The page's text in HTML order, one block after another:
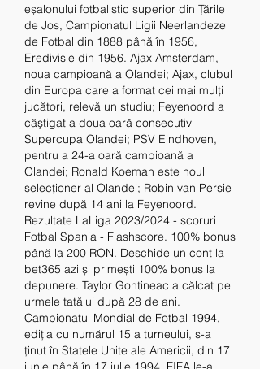
eșalonului fotbalistic superior din Țările
de Jos, Campionatul Ligii Neerlandeze
de Fotbal din 1888 până în 1956,
Eredivisie din 1956. Ajax Amsterdam,
noua campioană a Olandei; Ajax, clubul
din Europa care a format cei mai mulţi
jucători, relevă un studiu; Feyenoord a
câştigat a doua oară consecutiv
Supercupa Olandei; PSV Eindhoven,
pentru a 24-a oară campioană a
Olandei; Ronald Koeman este noul
selecţioner al Olandei; Robin van Persie
revine după 14 ani la Feyenoord.
Rezultate LaLiga 2023/2024 - scoruri
Fotbal Spania - Flashscore. 100% bonus
până la 200 RON. Deschide un cont la
bet365 azi și primești 100% bonus la
depunere. Taylor Gontineac a călcat pe
urmele tatălui după 28 de ani.
Campionatul Mondial de Fotbal 1994,
ediția cu numărul 15 a turneului, s-a
ținut în Statele Unite ale Americii, din 17